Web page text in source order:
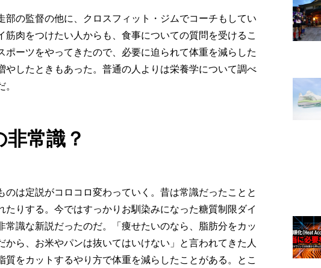
部の監督の他に、クロスフィット・ジムでコーチもしてい
筋肉をつけたい人からも、食事についての質問を受けるこ
ポーツをやってきたので、必要に迫られて体重を減らした
やしたときもあった。普通の人よりは栄養学について調べ
常識？
のは定説がコロコロ変わっていく。昔は常識だったことと
たりする。今ではすっかりお馴染みになった糖質制限ダイ
常識な新説だったのだ。「痩せたいのなら、脂肪分をカッ
から、お米やパンは抜いてはいけない」と言われてきた人
質をカットするやり方で体重を減らしたことがある。とこ